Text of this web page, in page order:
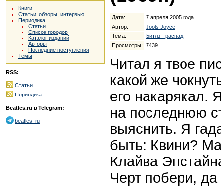
Книги
Статьи, обзоры, интервью
Периодика
Статьи
Список городов
Каталог изданий
Авторы
Последние поступления
Темы
RSS:
Статьи
Периодика
Beatles.ru в Telegram:
beatles_ru
Дата:
7 апреля 2005 года
Автор:
Jools Joyce
Тема:
Битлз - распад
Просмотры:
7439
Читал я твое
какой же
его накарякал.
на последнюю
выяснить. Я
быть: Квини?
Клайва
Черт побери,